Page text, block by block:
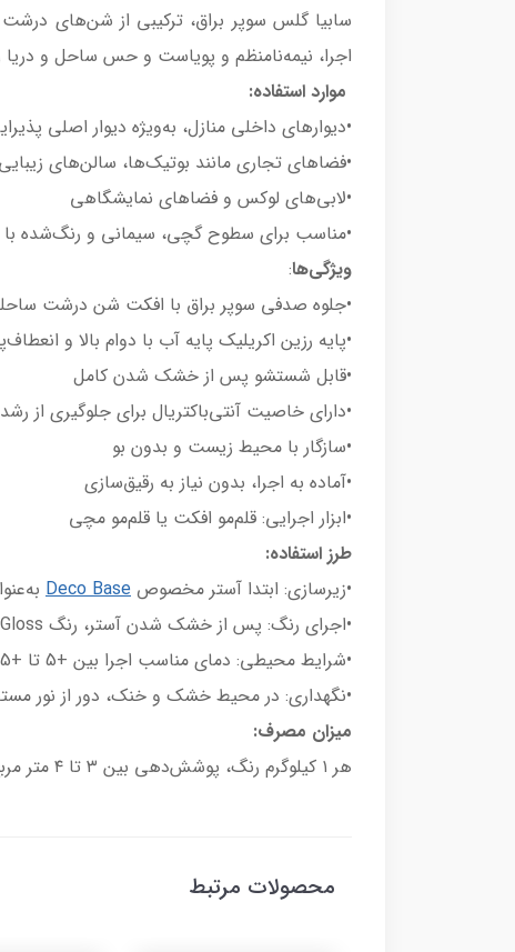
سابیا گلس سوپر براق، ترکیبی از شن‌های
اجرا، نیمه‌نامنظم و پویاست و حس ساحل و دریا
موارد استفاده:
•دیوارهای داخلی منازل، به‌ویژه دیوار اصلی
•فضاهای تجاری مانند بوتیک‌ها، سالن‌های
•لابی‌های لوکس و فضاهای نمایشگاهی
•مناسب برای سطوح گچی، سیمانی و رنگ‌شده
ویژگی‌ها:
•جلوه صدفی سوپر براق با افکت شن درشت
•پایه رزین اکریلیک پایه آب با دوام بالا و
•قابل شستشو پس از خشک شدن کامل
•دارای خاصیت آنتی‌باکتریال برای جلوگیری از
•سازگار با محیط زیست و بدون بو
•آماده به اجرا، بدون نیاز به رقیق‌سازی
•ابزار اجرایی: قلم‌مو افکت یا قلم‌مو مچی
طرز استفاده:
•زیرسازی: ابتدا آستر مخصوص Deco Base
•اجرای رنگ: پس از خشک شدن آستر، رنگ Sabbia Gloss با قلم‌مو افکت یا مچی اجرا گردد.
•شرایط محیطی: دمای مناسب اجرا بین +5 تا +35 درجه سانتی‌گراد است.
•نگهداری: در محیط خشک و خنک، دور از نور مستقیم خورشید، تا ۱۸ ماه پس از
میزان مصرف:
هر ۱ کیلوگرم رنگ، پوشش‌دهی بین ۳ تا ۴ متر مربع را فراهم می‌کند.
محصولات مرتبط